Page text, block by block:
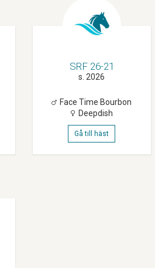
SRF 26-21
s. 2026
Face Time Bourbon
Deepdish
Gå till häst